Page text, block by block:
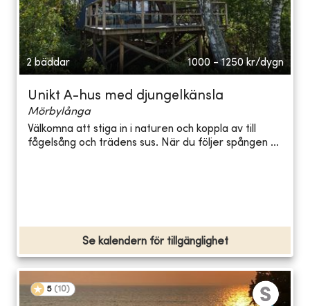
2 bäddar 1000 - 1250 kr/dygn
Unikt A-hus med djungelkänsla
Mörbylånga
Välkomna att stiga in i naturen och koppla av till
fågelsång och trädens sus. När du följer spången ...
Se kalendern för tillgänglighet
5 (10)